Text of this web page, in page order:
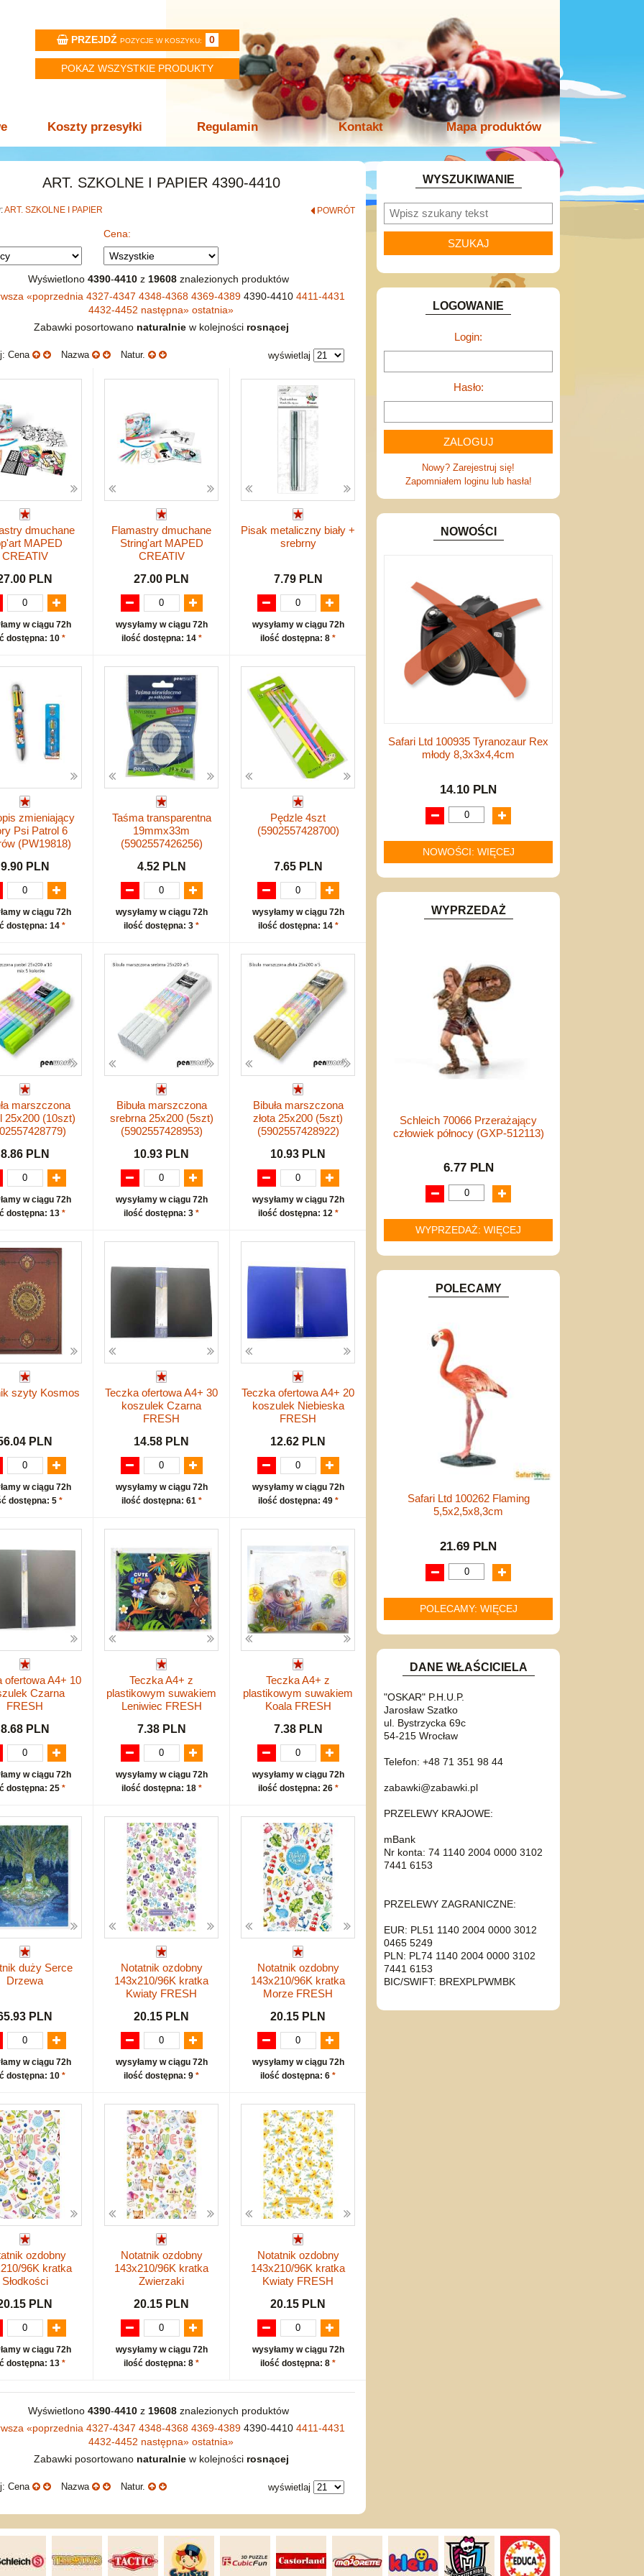
PRZEJDŹ POZYCJE W KOSZYKU: 0
POKAZ WSZYSTKIE PRODUKTY
Koszty przesyłki Regulamin Kontakt Mapa produktów
ART. SZKOLNE I PAPIER 4390-4410
ART. SZKOLNE I PAPIER POWRÓT
Cena:
Wyświetlono 4390-4410z 19608znalezionych produktów
«poprzednia 4327-4347 4348-4368 4369-4389 4390-4410 4411-4431
4432-4452 następna» ostatnia»
Zabawki posortowano naturalniew kolejności rosnącej
Cena Nazwa Natur. wyświetlaj
dmuchane
MAPED
CREATIV
PLN
w ciągu 72h
dostępna: 10 *
Flamastry dmuchane
String'art MAPED
CREATIV
27.00 PLN
wysyłamy w ciągu 72h
ilość dostępna: 14 *
Pisak metaliczny biały +
srebrny
7.79 PLN
wysyłamy w ciągu 72h
ilość dostępna: 8 *
zmieniający
Psi Patrol 6
(PW19818)
9.90 PLN
w ciągu 72h
dostępna: 14 *
Taśma transparentna
19mmx33m
(5902557426256)
4.52 PLN
wysyłamy w ciągu 72h
ilość dostępna: 3 *
Pędzle 4szt
(5902557428700)
7.65 PLN
wysyłamy w ciągu 72h
ilość dostępna: 14 *
marszczona
25x200 (10szt)
8.86 PLN
w ciągu 72h
dostępna: 13 *
Bibuła marszczona
srebrna 25x200 (5szt)
(5902557428953)
10.93 PLN
wysyłamy w ciągu 72h
ilość dostępna: 3 *
Bibuła marszczona
złota 25x200 (5szt)
(5902557428922)
10.93 PLN
wysyłamy w ciągu 72h
ilość dostępna: 12 *
szyty Kosmos
PLN
w ciągu 72h
dostępna: 5 *
Teczka ofertowa A4+ 30
koszulek Czarna
FRESH
14.58 PLN
wysyłamy w ciągu 72h
ilość dostępna: 61 *
Teczka ofertowa A4+ 20
koszulek Niebieska
FRESH
12.62 PLN
wysyłamy w ciągu 72h
ilość dostępna: 49 *
ofertowa A4+ 10
Czarna
FRESH
8.68 PLN
w ciągu 72h
dostępna: 25 *
Teczka A4+ z
plastikowym suwakiem
Leniwiec FRESH
7.38 PLN
wysyłamy w ciągu 72h
ilość dostępna: 18 *
Teczka A4+ z
plastikowym suwakiem
Koala FRESH
7.38 PLN
wysyłamy w ciągu 72h
ilość dostępna: 26 *
duży Serce
Drzewa
PLN
w ciągu 72h
dostępna: 10 *
Notatnik ozdobny
143x210/96K kratka
Kwiaty FRESH
20.15 PLN
wysyłamy w ciągu 72h
ilość dostępna: 9 *
Notatnik ozdobny
143x210/96K kratka
Morze FRESH
20.15 PLN
wysyłamy w ciągu 72h
ilość dostępna: 6 *
ozdobny
96K kratka
Słodkości
PLN
w ciągu 72h
dostępna: 13 *
Notatnik ozdobny
143x210/96K kratka
Zwierzaki
20.15 PLN
wysyłamy w ciągu 72h
ilość dostępna: 8 *
Notatnik ozdobny
143x210/96K kratka
Kwiaty FRESH
20.15 PLN
wysyłamy w ciągu 72h
ilość dostępna: 8 *
Wyświetlono 4390-4410z 19608znalezionych produktów
«poprzednia 4327-4347 4348-4368 4369-4389 4390-4410 4411-4431
4432-4452 następna» ostatnia»
Zabawki posortowano naturalniew kolejności rosnącej
Cena Nazwa Natur. wyświetlaj
WYSZUKIWANIE
LOGOWANIE
Login:
Hasło:
Nowy? Zarejestruj się!
Zapomniałem loginu lub hasła!
NOWOŚCI
Safari Ltd 100935 Tyranozaur Rex
młody 8,3x3x4,4cm
14.10 PLN
NOWOŚCI: WIĘCEJ
WYPRZEDAŻ
Schleich 70066 Przerażający
człowiek północy (GXP-512113)
6.77 PLN
WYPRZEDAŻ: WIĘCEJ
POLECAMY
Safari Ltd 100262 Flaming
5,5x2,5x8,3cm
21.69 PLN
POLECAMY: WIĘCEJ
DANE WŁAŚCICIELA
"OSKAR" P.H.U.P.
Jarosław Szatko
ul. Bystrzycka 69c
54-215 Wrocław
Telefon: +48 71 351 98 44
zabawki@zabawki.pl
PRZELEWY KRAJOWE:
mBank
Nr konta: 74 1140 2004 0000 3102
7441 6153
PRZELEWY ZAGRANICZNE:
EUR: PL51 1140 2004 0000 3012
0465 5249
PLN: PL74 1140 2004 0000 3102
7441 6153
BIC/SWIFT: BREXPLPWMBK